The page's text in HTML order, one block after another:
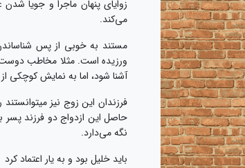
زوایای پنهان ماجرا و جویا
می‌کند.
مستند به خوبی از پس
ورزیده است. مثلا مخاطب دوست
آشنا شود، اما به نمایش کوچکی
فرزندان این زوج نیز
حاصل این ازدواج دو فرزند پسر
نگه می‌دارد.
باید خلیل بود و به یار